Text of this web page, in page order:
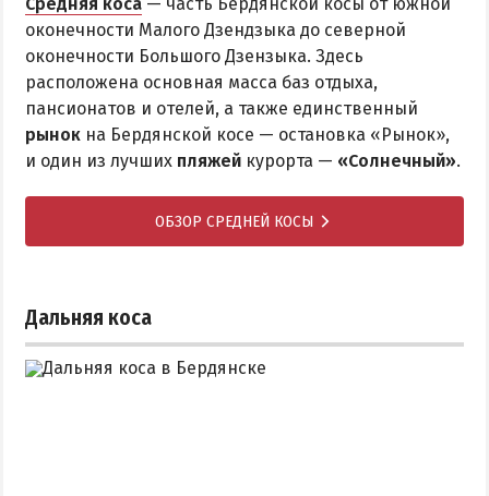
оконечности Малого Дзендзыка до северной
оконечности Большого Дзензыка. Здесь
расположена основная масса баз отдыха,
пансионатов и отелей, а также единственный
рынок на Бердянской косе — остановка «Рынок»,
и один из лучших пляжей курорта — «Солнечный».
ОБЗОР СРЕДНЕЙ КОСЫ
Дальняя коса